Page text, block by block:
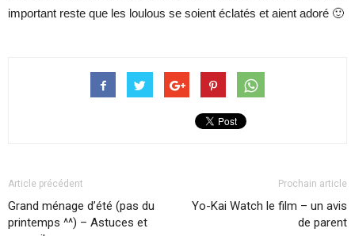
important reste que les loulous se soient éclatés et aient adoré 🙂
Article précédent
Grand ménage d’été (pas du
printemps ^^) – Astuces et
Prochain article
Yo-Kai Watch le film – un avis
de parent